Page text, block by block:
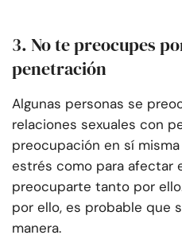
3. No te preocupes
penetración
Algunas personas se
relaciones sexuales con
preocupación en sí
estrés como para afectar
preocuparte tanto por
por ello, es probable que
manera.